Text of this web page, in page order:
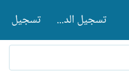
تسجيل الدخول تسجيل